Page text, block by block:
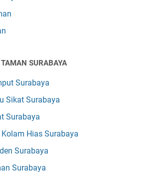
SURABAYA
Surabaya
Sikat Surabaya
Surabaya
Hias Surabaya
Surabaya
Surabaya